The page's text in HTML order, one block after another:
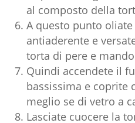
al composto della
A questo punto
antiaderente e
torta di pere e
Quindi accendete il
bassissima e coprite
meglio se di vetro a
Lasciate cuocere la